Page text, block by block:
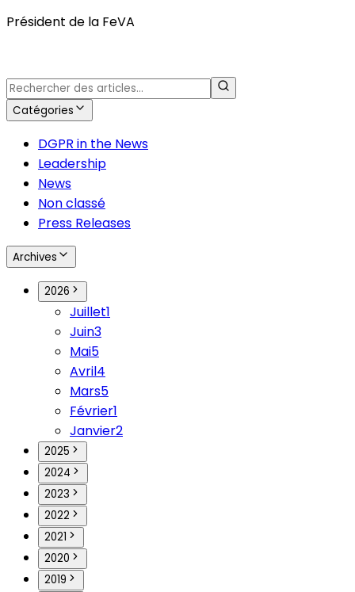
Président de la FeVA
Catégories
DGPR in the News
Leadership
News
Non classé
Press Releases
Archives
2026
Juillet1
Juin3
Mai5
Avril4
Mars5
Février1
Janvier2
2025
2024
2023
2022
2021
2020
2019